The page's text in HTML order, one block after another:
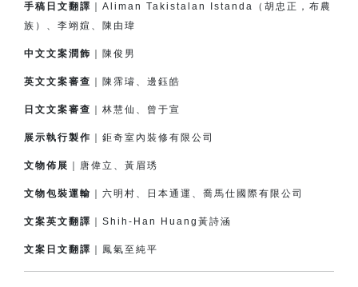
手稿日文翻譯
｜Aliman Takistalan Istanda（胡忠正，布農
族）、李翊媗、陳由瑋
中文文案潤飾 ｜陳俊男
英文文案審查 ｜陳霈璿、邊鈺皓
日文文案審查 ｜林慧仙、曾于宣
展示執行製作 ｜鉅奇室內裝修有限公司
文物佈展 ｜唐偉立、黃眉琇
文物包裝運輸 ｜六明村、日本通運、喬馬仕國際有限公司
文案英文翻譯 ｜Shih-Han Huang黃詩涵
文案日文翻譯 ｜鳳氣至純平